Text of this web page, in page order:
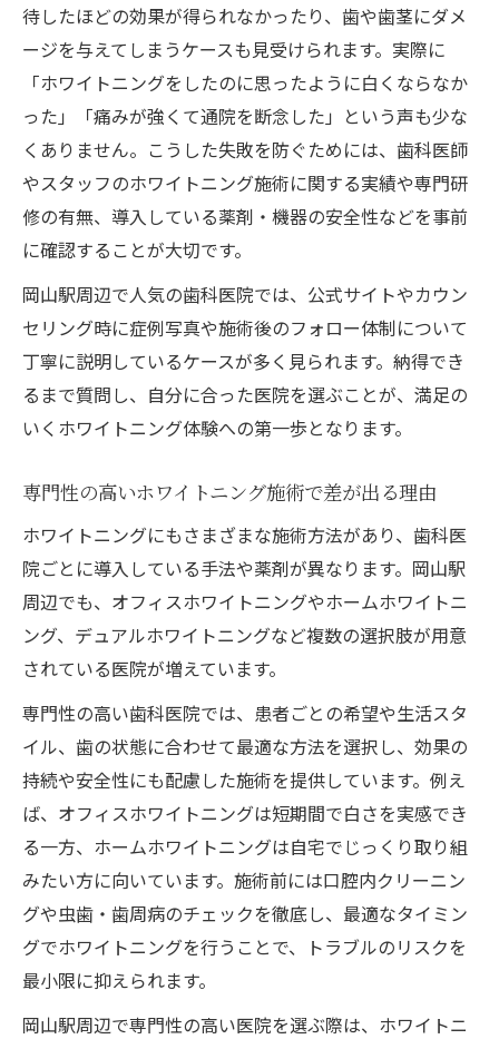
待したほどの効果が得られなかったり、歯や歯茎にダメ
ージを与えてしまうケースも見受けられます。実際に
「ホワイトニングをしたのに思ったように白くならなか
った」「痛みが強くて通院を断念した」という声も少な
くありません。こうした失敗を防ぐためには、歯科医師
やスタッフのホワイトニング施術に関する実績や専門研
修の有無、導入している薬剤・機器の安全性などを事前
に確認することが大切です。
岡山駅周辺で人気の歯科医院では、公式サイトやカウン
セリング時に症例写真や施術後のフォロー体制について
丁寧に説明しているケースが多く見られます。納得でき
るまで質問し、自分に合った医院を選ぶことが、満足の
いくホワイトニング体験への第一歩となります。
専門性の高いホワイトニング施術で差が出る理由
ホワイトニングにもさまざまな施術方法があり、歯科医
院ごとに導入している手法や薬剤が異なります。岡山駅
周辺でも、オフィスホワイトニングやホームホワイトニ
ング、デュアルホワイトニングなど複数の選択肢が用意
されている医院が増えています。
専門性の高い歯科医院では、患者ごとの希望や生活スタ
イル、歯の状態に合わせて最適な方法を選択し、効果の
持続や安全性にも配慮した施術を提供しています。例え
ば、オフィスホワイトニングは短期間で白さを実感でき
る一方、ホームホワイトニングは自宅でじっくり取り組
みたい方に向いています。施術前には口腔内クリーニン
グや虫歯・歯周病のチェックを徹底し、最適なタイミン
グでホワイトニングを行うことで、トラブルのリスクを
最小限に抑えられます。
岡山駅周辺で専門性の高い医院を選ぶ際は、ホワイトニ